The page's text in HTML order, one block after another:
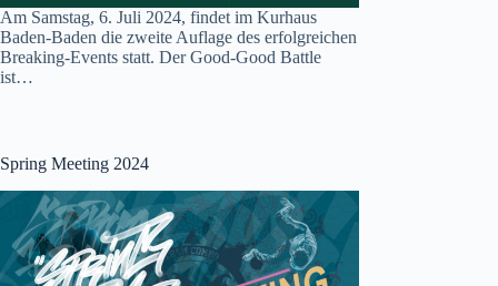
Am Samstag, 6. Juli 2024, findet im Kurhaus
Baden-Baden die zweite Auflage des erfolgreichen
Breaking-Events statt. Der Good-Good Battle
ist…
Spring Meeting 2024